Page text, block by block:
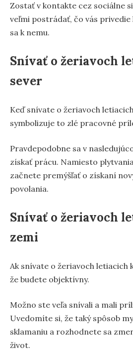
Zostať v kontakte cez sociálne
veľmi postrádať, čo vás
sa k nemu.
Snívať o žeriavoch
sever
Keď snívate o žeriavoch
symbolizuje to zlé pracovné
Pravdepodobne sa v
získať prácu. Namiesto
začnete premýšľať o získaní
povolania.
Snívať o žeriavoch
zemi
Ak snívate o žeriavoch letiacich
že budete objektívny.
Možno ste veľa snívali a mali
Uvedomíte si, že taký spôsob
sklamaniu a rozhodnete sa
život.